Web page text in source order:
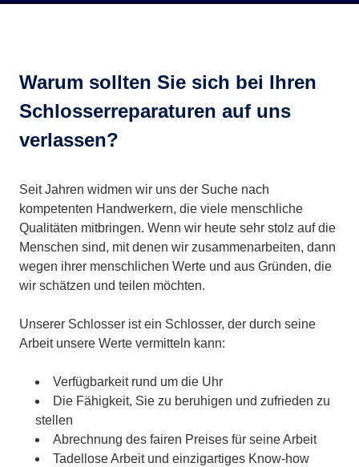
Warum sollten Sie sich bei Ihren
Schlosserreparaturen auf uns
verlassen?
Seit Jahren widmen wir uns der Suche nach
kompetenten Handwerkern, die viele menschliche
Qualitäten mitbringen. Wenn wir heute sehr stolz auf die
Menschen sind, mit denen wir zusammenarbeiten, dann
wegen ihrer menschlichen Werte und aus Gründen, die
wir schätzen und teilen möchten.
Unserer Schlosser ist ein Schlosser, der durch seine
Arbeit unsere Werte vermitteln kann:
Verfügbarkeit rund um die Uhr
Die Fähigkeit, Sie zu beruhigen und zufrieden zu
stellen
Abrechnung des fairen Preises für seine Arbeit
Tadellose Arbeit und einzigartiges Know-how